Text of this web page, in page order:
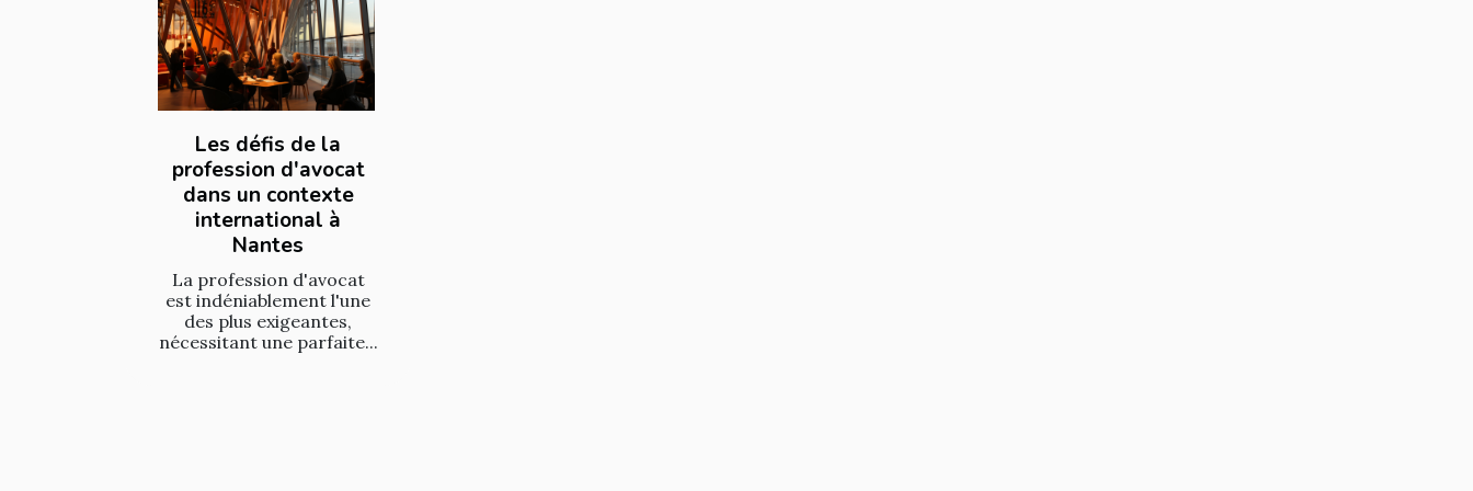
Les défis de la
profession d'avocat
dans un contexte
international à
Nantes
La profession d'avocat
est indéniablement l'une
des plus exigeantes,
nécessitant une parfaite...